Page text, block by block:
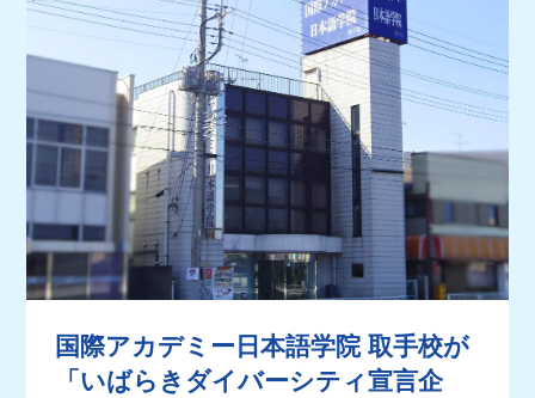
国際アカデミー日本語学院 取手校が
「いばらきダイバーシティ宣言企